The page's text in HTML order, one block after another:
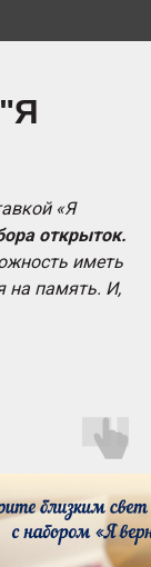
«Я
открыток.
иметь
на память. И,